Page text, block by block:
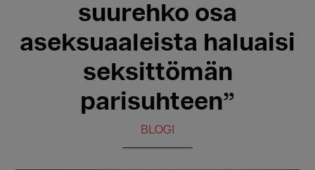
suurehko osa
aseksuaaleista haluaisi
seksittömän
parisuhteen”
BLOGI